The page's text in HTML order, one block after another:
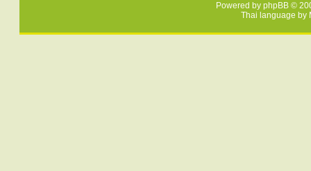
Powered by phpBB ©
Thai language by